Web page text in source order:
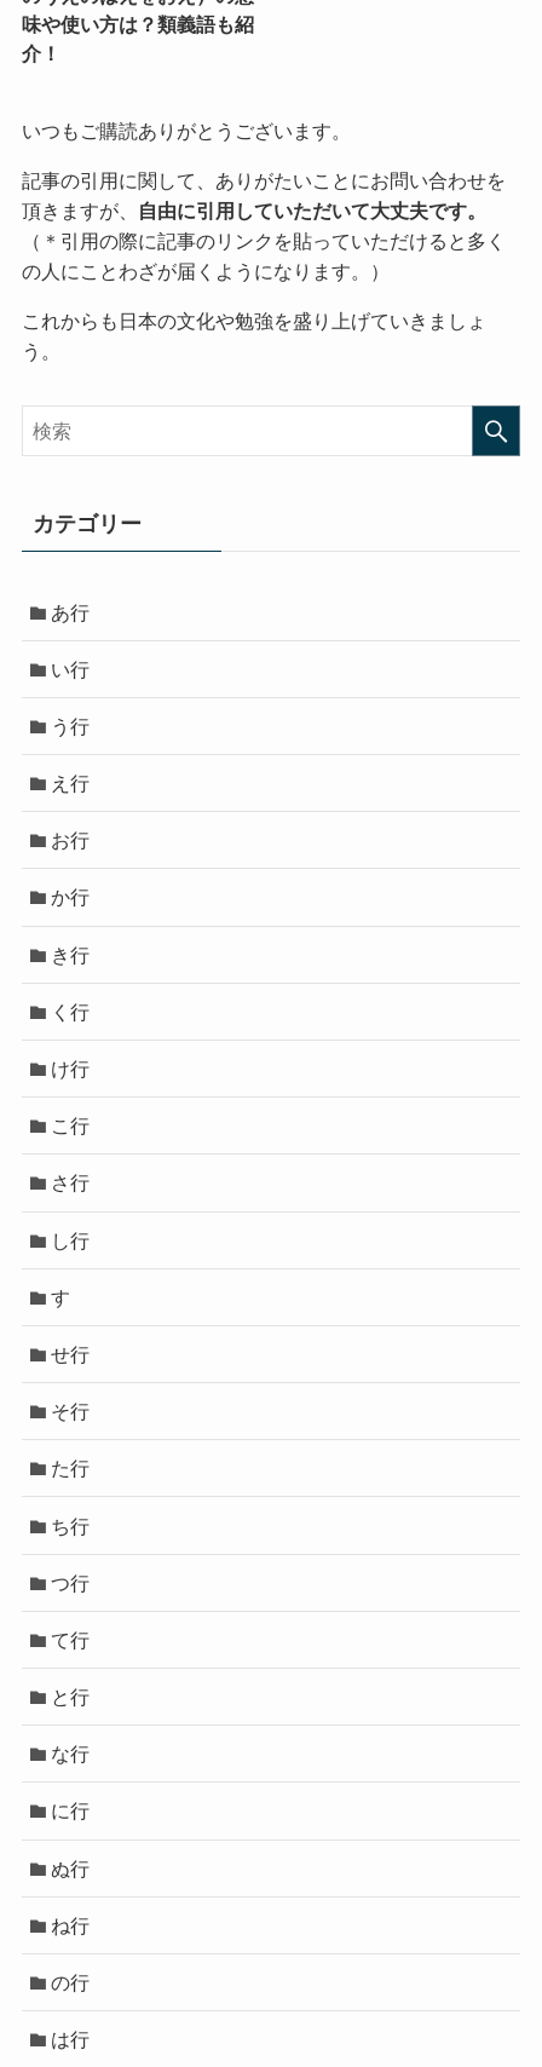
味や使い方は？類義語も紹
介！
いつもご購読ありがとうございます。
記事の引用に関して、ありがたいことにお問い合わせを
頂きますが、
自由に引用していただいて大丈夫です。
（＊引用の際に記事のリンクを貼っていただけると多く
の人にことわざが届くようになります。）
これからも日本の文化や勉強を盛り上げていきましょ
う。
カテゴリー
あ行
い行
う行
え行
お行
か行
き行
く行
け行
こ行
さ行
し行
す
せ行
そ行
た行
ち行
つ行
て行
と行
な行
に行
ぬ行
ね行
の行
は行